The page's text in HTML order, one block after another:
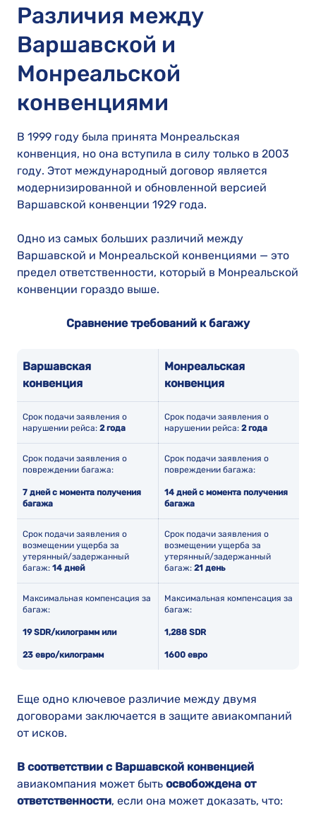
Различия между
Варшавской и
Монреальской
конвенциями
В 1999 году была принята Монреальская
конвенция, но она вступила в силу только в 2003
году. Этот международный договор является
модернизированной и обновленной версией
Варшавской конвенции 1929 года.
Одно из самых больших различий между
Варшавской и Монреальской конвенциями — это
предел ответственности, который в Монреальской
конвенции гораздо выше.
Сравнение требований к багажу
Варшавская
конвенция
Монреальская
конвенция
Срок подачи заявления о
нарушении рейса: 2 года
Срок подачи заявления о
нарушении рейса: 2 года
Срок подачи заявления о
повреждении багажа:
7 дней с момента получения
багажа
Срок подачи заявления о
повреждении багажа:
14 дней с момента получения
багажа
Срок подачи заявления о
возмещении ущерба за
утерянный/задержанный
багаж: 14 дней
Срок подачи заявления о
возмещении ущерба за
утерянный/задержанный
багаж: 21 день
Максимальная компенсация за
багаж:
19 SDR/килограмм или
23 евро/килограмм
Максимальная компенсация за
багаж:
1,288 SDR
1600 евро
Еще одно ключевое различие между двумя
договорами заключается в защите авиакомпаний
от исков.
В соответствии с Варшавской конвенцией
авиакомпания может быть освобождена от
ответственности, если она может доказать, что: